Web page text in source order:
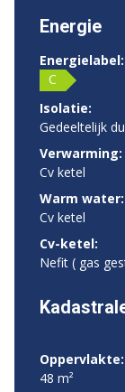
Energie
Energielabel:
C
Isolatie:
Gedeeltelijk
Verwarming:
Cv ketel
Warm water:
Cv ketel
Cv-ketel:
Nefit ( gas
Oppervlakte:
48 m²